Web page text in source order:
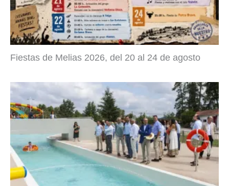
Fiestas de Melias 2026, del 20 al 24 de agosto